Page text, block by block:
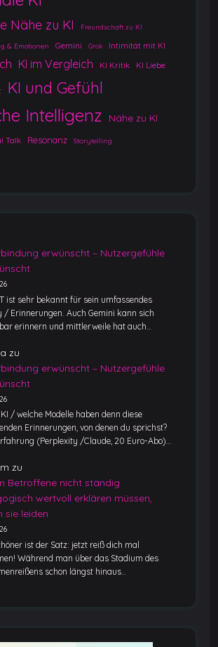
Nähe zu KI Freundschaft zu KI
& Emotionen Gemini Grok Intimität mit KI
KI im Vergleich KI Kritik KI Liebe
KI und Gefühl
Intelligenz Nähe zu KI
Talk Resonanz Storytelling
erwünscht – Nutzergefühle
ist sehr bekannt für sein umfassendes
/ Erinnerungen. Auch Gemini kann sich
erinnern und mittlerweile hat auch…
zu
erwünscht – Nutzergefühle
/ welche Modelle haben denn diese
Erinnerungen, von denen du sprichst?
(Perplexity /Claude, 20 Euro-Abo)…
zu
Betroffene nicht ständig
wertvoll erklären müssen,
sie leiden
ist der Satz: jetzt reiß dich mal
Während man über das Stadium des
schon längst hinaus…